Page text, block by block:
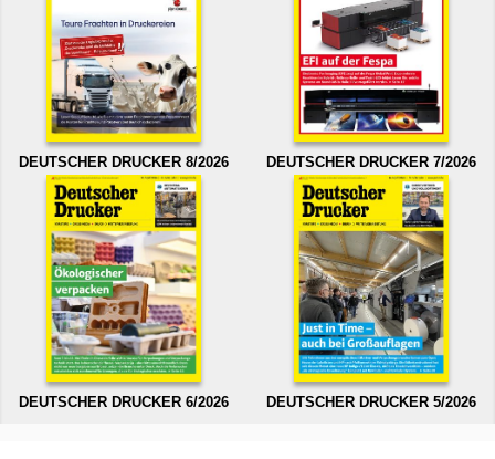
DEUTSCHER DRUCKER 8/2026 DEUTSCHER DRUCKER 7/2026
DEUTSCHER DRUCKER 6/2026 DEUTSCHER DRUCKER 5/2026